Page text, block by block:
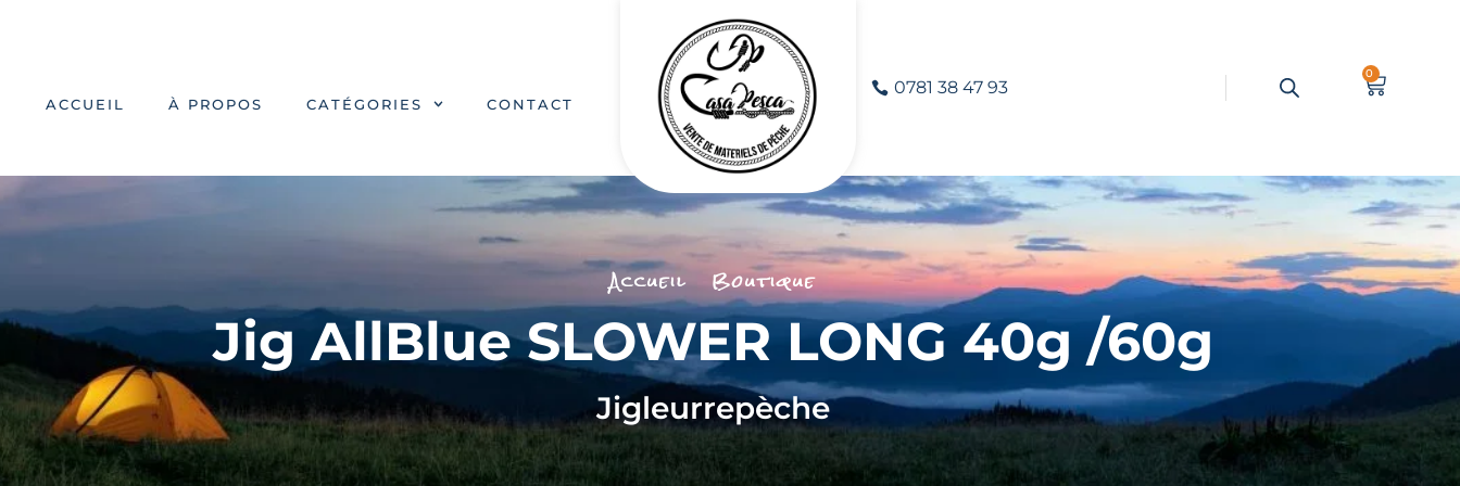
ACCUEIL À PROPOS CATÉGORIES CONTACT
0781 38 47 93
0
Accueil Boutique
Jig AllBlue SLOWER LONG 40g /60g
Jigleurrepèche